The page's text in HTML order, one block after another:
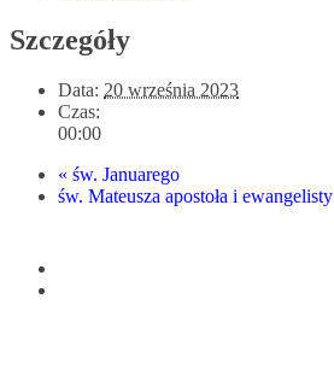
Szczegóły
Data: 20 września 2023
Czas:
00:00
« św. Januarego
św. Mateusza apostoła i ewangelisty